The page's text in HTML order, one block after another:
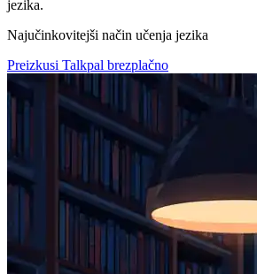
jezika.
Najučinkovitejši način učenja jezika
Preizkusi Talkpal brezplačno